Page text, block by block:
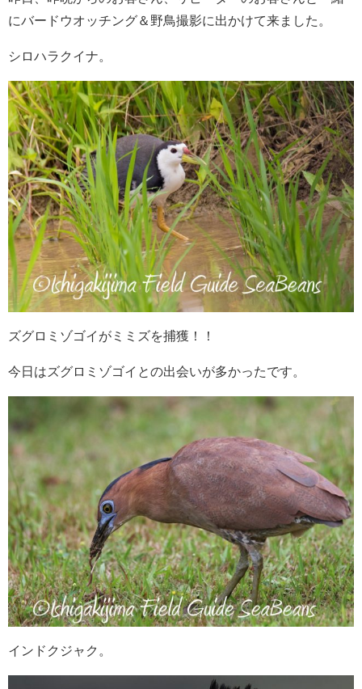
にバードウオッチング＆野鳥撮影に出かけて来ました。
シロハラクイナ。
ズグロミゾゴイがミミズを捕獲！！
今日はズグロミゾゴイとの出会いが多かったです。
インドクジャク。